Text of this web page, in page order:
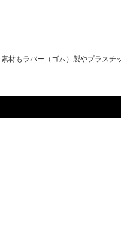
材もラバー（ゴム）製やプラスチ